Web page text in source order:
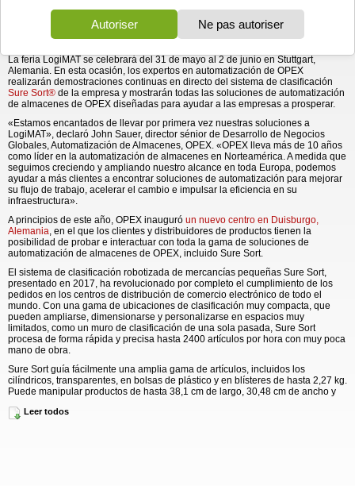
que ofrece soluciones innovadoras para la gestión automatizada de
documentos y correspondencia
, expondrá por primera vez en
, la mayor feria internacional de Europa de soluciones intralogísticas y
gestión de procesos.
La feria LogiMAT se celebrará del 31 de mayo al 2 de junio en Stuttgart,
Alemania. En esta ocasión, los expertos en automatización de OPEX
realizarán demostraciones continuas en directo del sistema de clasificación
Sure Sort® de la empresa y mostrarán todas las soluciones de automatización
de almacenes de OPEX diseñadas para ayudar a las empresas a prosperar.
«Estamos encantados de llevar por primera vez nuestras soluciones a
LogiMAT», declaró John Sauer, director sénior de Desarrollo de Negocios
Globales, Automatización de Almacenes, OPEX. «OPEX lleva más de 10 años
como líder en la automatización de almacenes en Norteamérica. A medida que
seguimos creciendo y ampliando nuestro alcance en toda Europa, podemos
ayudar a más clientes a encontrar soluciones de automatización para mejorar
su flujo de trabajo, acelerar el cambio e impulsar la eficiencia en su
infraestructura».
A principios de este año, OPEX inauguró un nuevo centro en Duisburgo,
Alemania, en el que los clientes y distribuidores de productos tienen la
posibilidad de probar e interactuar con toda la gama de soluciones de
automatización de almacenes de OPEX, incluido Sure Sort.
El sistema de clasificación robotizada de mercancías pequeñas Sure Sort,
presentado en 2017, ha revolucionado por completo el cumplimiento de los
pedidos en los centros de distribución de comercio electrónico de todo el
mundo. Con una gama de ubicaciones de clasificación muy compacta, que
pueden ampliarse, dimensionarse y personalizarse en espacios muy
limitados, como un muro de clasificación de una sola pasada, Sure Sort
procesa de forma rápida y precisa hasta 2400 artículos por hora con muy poca
mano de obra.
Sure Sort guía fácilmente una amplia gama de artículos, incluidos los
cilíndricos, transparentes, en bolsas de plástico y en blísteres de hasta 2,27 kg.
Puede manipular productos de hasta 38,1 cm de largo, 30,48 cm de ancho y
Las aplicaciones más populares de Sure Sort incluyen:
Leer todos